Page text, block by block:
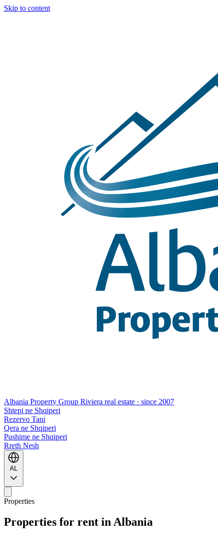
Skip to content
Albania Property Group Riviera real estate · since 2007
Shtepi ne Shqiperi
Rezervo Tani
Qera ne Shqiperi
Pushime ne Shqiperi
Rreth Nesh
AL
Properties
Properties for rent in Albania